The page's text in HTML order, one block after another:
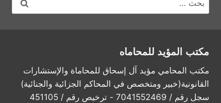
عن:
مكتب المؤيد للمحاماه
مكتب المحامي مؤيد آل إسحاق للمحاماة والإستشارات
القانونية(خبير ومتخصص في المحاكم الجزائية والجنائية)
سجل رقم / 7041552469 - ترخيص رقم / 451105